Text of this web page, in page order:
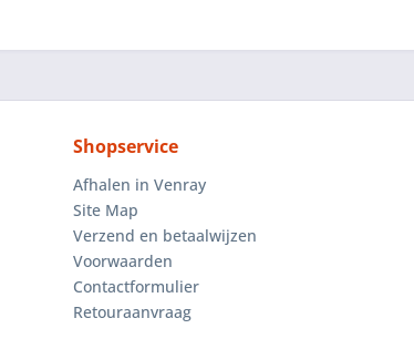
Shopservice
Afhalen in Venray
Site Map
Verzend en betaalwijzen
Voorwaarden
Contactformulier
Retouraanvraag